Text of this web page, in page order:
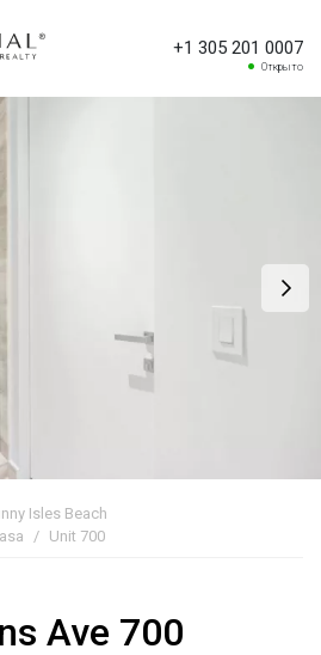
+1 305 201 0007
Открыто
Isles Beach
Unit 700
Ave 700